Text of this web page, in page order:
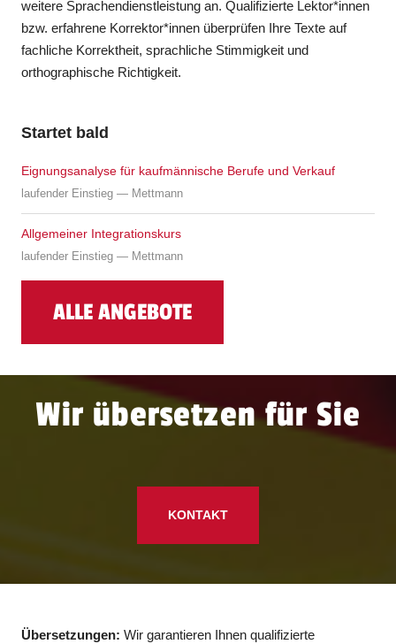
weitere Sprachendienstleistung an. Qualifizierte Lektor*innen
bzw. erfahrene Korrektor*innen überprüfen Ihre Texte auf
fachliche Korrektheit, sprachliche Stimmigkeit und
orthographische Richtigkeit.
Startet bald
Eignungsanalyse für kaufmännische Berufe und Verkauf
laufender Einstieg — Mettmann
Allgemeiner Integrationskurs
laufender Einstieg — Mettmann
ALLE ANGEBOTE
Wir übersetzen für Sie
KONTAKT
Übersetzungen: Wir garantieren Ihnen qualifizierte